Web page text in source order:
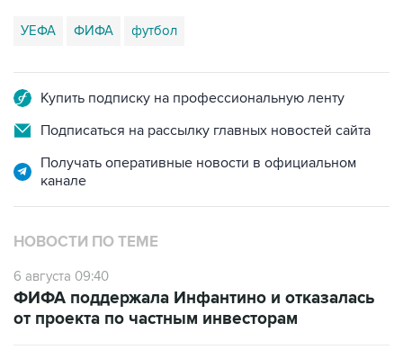
УЕФА ФИФА футбол
Купить подписку на профессиональную ленту
Подписаться на рассылку главных новостей сайта
Получать оперативные новости в официальном
канале
НОВОСТИ ПО ТЕМЕ
6 августа 09:40
ФИФА поддержала Инфантино и отказалась
от проекта по частным инвесторам